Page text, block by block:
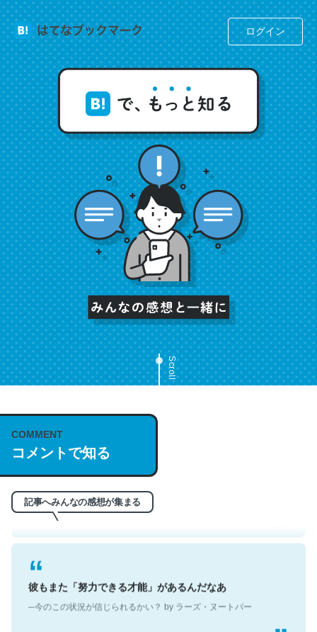
ログイン
Scroll
COMMENT
コメントで知る
記事へみんなの感想が集まる
これは名文。彼はとてもクレバーなんだろうなと凄く思
う。英語少しでも読める人は原文もお勧め。自分はこの流
れ好き。Let’s Fucking Go. Then Covid hit. Shit.
─今のこの状況が信じられるかい？ by ラーズ・ヌートバー
翻訳文体なせいかわからないけど、なぜかポールオースタ
ーの短編を読んだような気持ちになった
─今のこの状況が信じられるかい？ by ラーズ・ヌートバー
彼もまた「努力できる才能」があるんだなあ
─今のこの状況が信じられるかい？ by ラーズ・ヌートバー